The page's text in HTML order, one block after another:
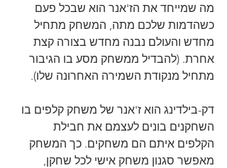
מה שמייחד את הז'אנר הוא שבכל פעם
כשהדמות שלכם מתה, המשחק מתחיל
מחדש והעולם נבנה מחדש בצורה קצת
אחרת. (להבדיל ממשחק מסע בו הגיבור
מתחיל מנקודת השמירה האחרונה שלו).
דק-בילדינג הוא ז'אנר של משחק קלפים בו
השחקנים בונים לעצמם את חבילת
הקלפים איתם הם משחקים. כך המשחק
מאפשר סגנון משחק אישי לכל שחקן,